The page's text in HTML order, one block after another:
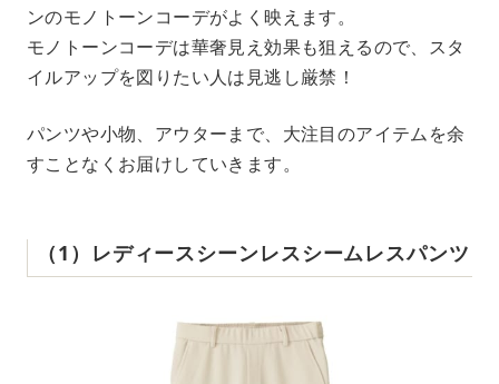
ンのモノトーンコーデがよく映えます。
モノトーンコーデは華奢見え効果も狙えるので、スタ
イルアップを図りたい人は見逃し厳禁！
パンツや小物、アウターまで、大注目のアイテムを余
すことなくお届けしていきます。
（1）レディースシーンレスシームレスパンツ